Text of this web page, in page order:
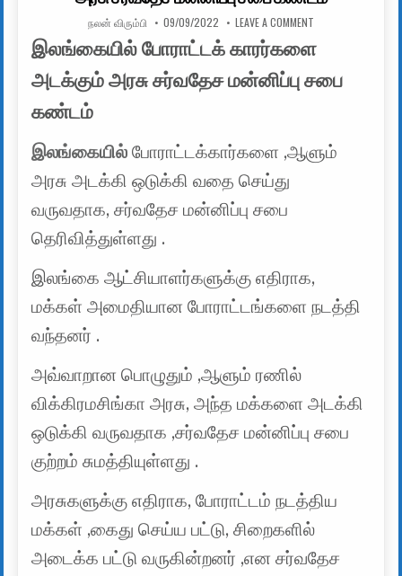
AUTHOR:
நலன் விரும்பி PUBLISHED DATE:
09/09/2022 LEAVE A COMMENT
இலங்கையில் போராட்டக் காரர்களை
அடக்கும் அரசு சர்வதேச மன்னிப்பு சபை
கண்டம்
இலங்கையில்போராட்டக்கார்களை ,ஆளும்
அரசு அடக்கி ஒடுக்கி வதை செய்து
வருவதாக, சர்வதேச மன்னிப்பு சபை
தெரிவித்துள்ளது .
இலங்கை ஆட்சியாளர்களுக்கு எதிராக,
மக்கள் அமைதியான போராட்டங்களை நடத்தி
வந்தனர் .
அவ்வாறான பொழுதும் ,ஆளும் ரணில்
விக்கிரமசிங்கா அரசு, அந்த மக்களை அடக்கி
ஒடுக்கி வருவதாக ,சர்வதேச மன்னிப்பு சபை
குற்றம் சுமத்தியுள்ளது .
அரசுகளுக்கு எதிராக, போராட்டம் நடத்திய
மக்கள் ,கைது செய்ய பட்டு, சிறைகளில்
அடைக்க பட்டு வருகின்றனர் ,என சர்வதேச